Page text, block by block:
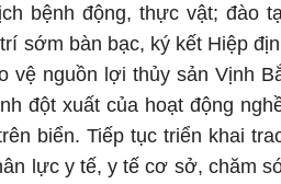
bệnh động, thực vật; đào
sớm bàn bạc, ký kết Hiệp
vệ nguồn lợi thủy sản Vịnh
đột xuất của hoạt động
biển. Tiếp tục triển khai
lực y tế, y tế cơ sở, chăm